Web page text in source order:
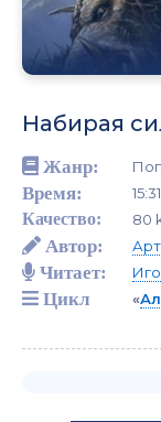
Набирая
Жанр:
Время:
Качество:
80
Автор:
Читает:
Цикл «